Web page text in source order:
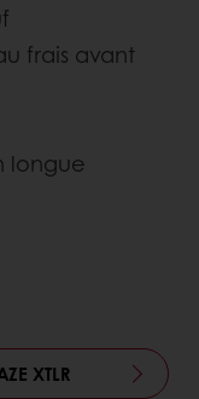
frais avant
longue
XTLR